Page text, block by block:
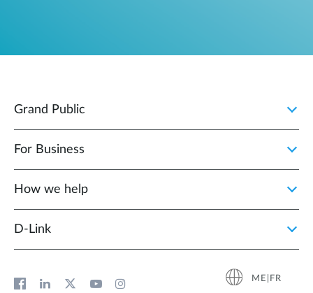
Grand Public
For Business
How we help
D‑Link
ME|FR